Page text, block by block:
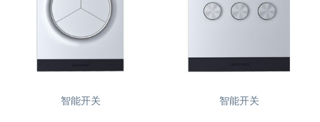
智能开关
智能开关